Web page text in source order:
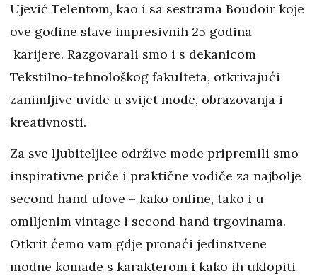
Ujević Telentom, kao i sa sestrama Boudoir koje
ove godine slave impresivnih 25 godina
karijere. Razgovarali smo i s dekanicom
Tekstilno-tehnološkog fakulteta, otkrivajući
zanimljive uvide u svijet mode, obrazovanja i
kreativnosti.
Za sve ljubiteljice održive mode pripremili smo
inspirativne priče i praktične vodiče za najbolje
second hand ulove – kako online, tako i u
omiljenim vintage i second hand trgovinama.
Otkrit ćemo vam gdje pronaći jedinstvene
modne komade s karakterom i kako ih uklopiti